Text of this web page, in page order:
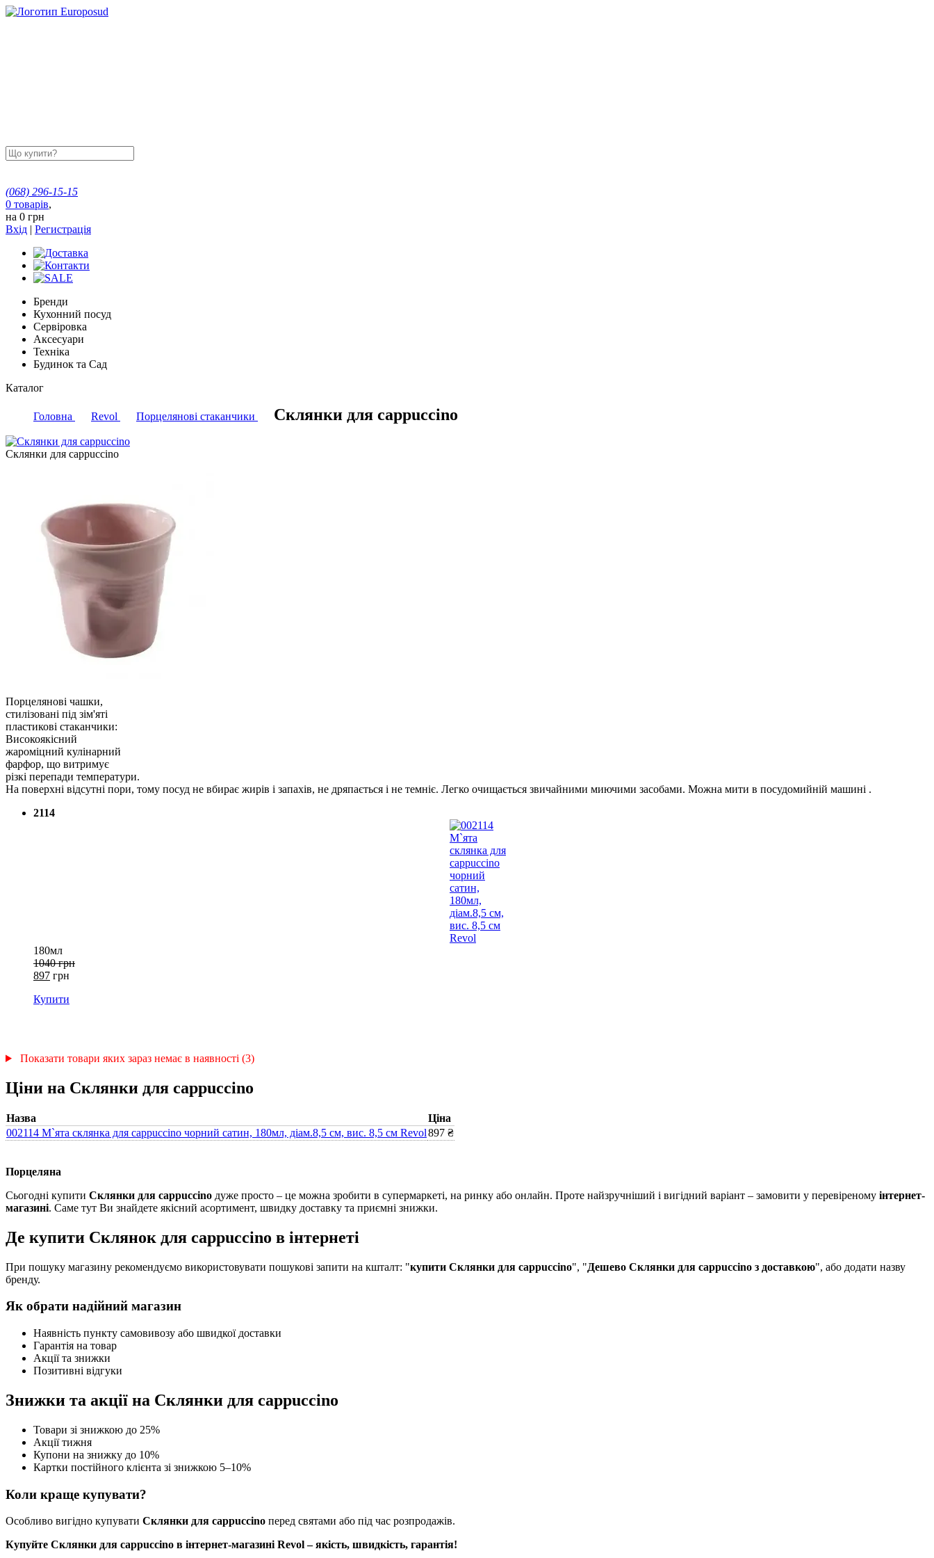
(068) 296-15-15
0 товарів,
на 0 грн
Вхід | Регистрація
Бренди
Кухонний посуд
Сервіровка
Аксесуари
Техніка
Будинок та Сад
Каталог
Головна Revol Порцелянові стаканчики Склянки для cappuccino
Склянки для cappuccino
Порцелянові чашки,
стилізовані під зім'яті
пластикові стаканчики:
Високоякісний
жароміцний кулінарний
фарфор, що витримує
різкі перепади температури.
На поверхні відсутні пори, тому посуд не вбирає жирів і запахів, не дряпається і не темніє. Легко очищається звичайними миючими засобами. Можна мити в посудомийній машині .
2114
180мл
1040 грн
897 грн
Купити
Показати товари яких зараз немає в наявності (3)
Ціни на Склянки для cappuccino
Назва
Ціна
002114 М`ята склянка для cappuccino чорний сатин, 180мл, діам.8,5 см, вис. 8,5 см Revol897 ₴
Порцеляна
Сьогодні купити Склянки для cappuccino дуже просто – це можна зробити в супермаркеті, на ринку або онлайн. Проте найзручніший і вигідний варіант – замовити у перевіреному інтернет-
магазині. Саме тут Ви знайдете якісний асортимент, швидку доставку та приємні знижки.
Де купити Склянок для cappuccino в інтернеті
При пошуку магазину рекомендуємо використовувати пошукові запити на кшталт: "купити Склянки для cappuccino", "Дешево Склянки для cappuccino з доставкою", або додати назву
бренду.
Як обрати надійний магазин
Наявність пункту самовивозу або швидкої доставки
Гарантія на товар
Акції та знижки
Позитивні відгуки
Знижки та акції на Склянки для cappuccino
Товари зі знижкою до 25%
Акції тижня
Купони на знижку до 10%
Картки постійного клієнта зі знижкою 5–10%
Коли краще купувати?
Особливо вигідно купувати Склянки для cappuccino перед святами або під час розпродажів.
Купуйте Склянки для cappuccino в інтернет-магазині Revol – якість, швидкість, гарантія!